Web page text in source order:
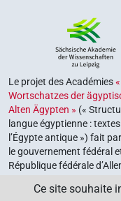
Le projet des Académies
Wortschatzes der
Alten Ägypten » («
langue égyptienne :
l’Égypte antique ») fait
le gouvernement fédéral
République fédérale
coordonné par l’Union
Ce site souhaite